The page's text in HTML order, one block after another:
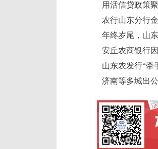
用活信贷政策
农行山东分行
年终岁尾，山
安丘农商银行
山东农发行“牵
济南等多城出